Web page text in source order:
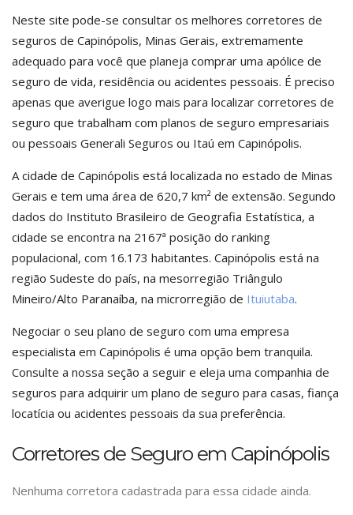
Neste site pode-se consultar os melhores corretores de
seguros de Capinópolis, Minas Gerais, extremamente
adequado para você que planeja comprar uma apólice de
seguro de vida, residência ou acidentes pessoais. É preciso
apenas que averigue logo mais para localizar corretores de
seguro que trabalham com planos de seguro empresariais
ou pessoais Generali Seguros ou Itaú em Capinópolis.
A cidade de Capinópolis está localizada no estado de Minas
Gerais e tem uma área de 620,7 km² de extensão. Segundo
dados do Instituto Brasileiro de Geografia Estatística, a
cidade se encontra na 2167ª posição do ranking
populacional, com 16.173 habitantes. Capinópolis está na
região Sudeste do país, na mesorregião Triângulo
Mineiro/Alto Paranaíba, na microrregião de Ituiutaba.
Negociar o seu plano de seguro com uma empresa
especialista em Capinópolis é uma opção bem tranquila.
Consulte a nossa seção a seguir e eleja uma companhia de
seguros para adquirir um plano de seguro para casas, fiança
locatícia ou acidentes pessoais da sua preferência.
Corretores de Seguro em Capinópolis
Nenhuma corretora cadastrada para essa cidade ainda.